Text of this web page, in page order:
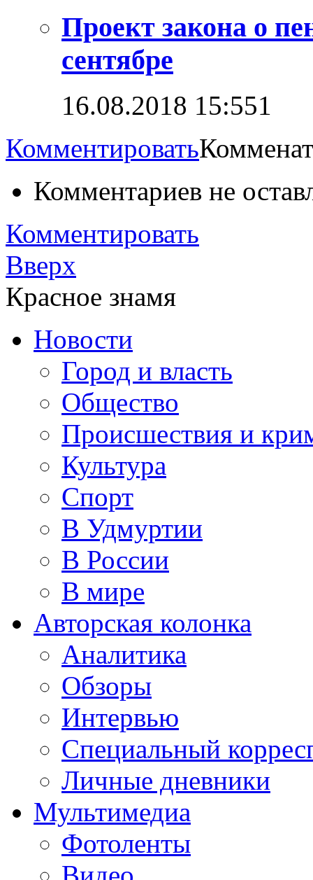
Проект закона о
сентябре
16.08.2018 15:551
Комментировать
Комментариев не
Комментировать
Вверх
Красное знамя
Новости
Город и власть
Общество
Происшествия и
Культура
Спорт
В Удмуртии
В России
В мире
Авторская колонка
Аналитика
Обзоры
Интервью
Специальный
Личные дневники
Мультимедиа
Фотоленты